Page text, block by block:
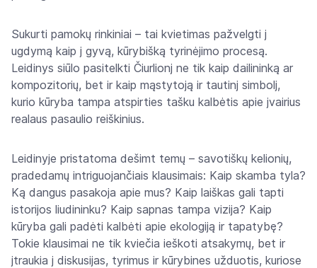
Sukurti pamokų rinkiniai – tai kvietimas pažvelgti j
ugdymą kaip j gyvą, kūrybišką tyrinėjimo procesą.
Leidinys siūlo pasitelkti Čiurlionj ne tik kaip dailininką ar
kompozitorių, bet ir kaip mąstytoją ir tautinj simbolj,
kurio kūryba tampa atspirties tašku kalbėtis apie jvairius
realaus pasaulio reiškinius.
Leidinyje pristatoma dešimt temų – savotiškų kelionių,
pradedamų intriguojančiais klausimais: Kaip skamba tyla?
Ką dangus pasakoja apie mus? Kaip laiškas gali tapti
istorijos liudininku? Kaip sapnas tampa vizija? Kaip
kūryba gali padėti kalbėti apie ekologiją ir tapatybę?
Tokie klausimai ne tik kviečia ieškoti atsakymų, bet ir
jtraukia j diskusijas, tyrimus ir kūrybines užduotis, kuriose